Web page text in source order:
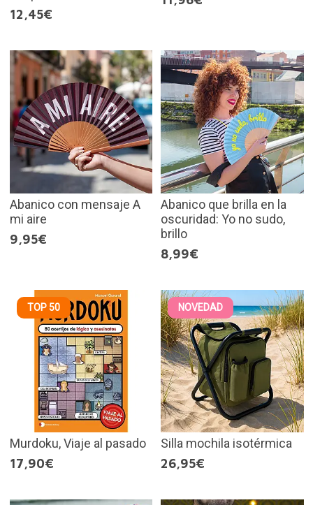
12,45€
Abanico con mensaje A
mi aire
9,95€
Abanico que brilla en la
oscuridad: Yo no sudo,
brillo
8,99€
TOP 50
Murdoku, Viaje al pasado
17,90€
NOVEDAD
Silla mochila isotérmica
26,95€